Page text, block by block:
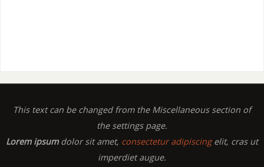
This text can be changed from the Miscellaneous section of
the settings page.
Lorem ipsumdolor sit amet, consectetur adipiscingelit, cras ut
imperdiet augue.